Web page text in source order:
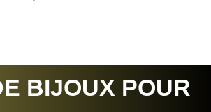
BIJOUX POUR